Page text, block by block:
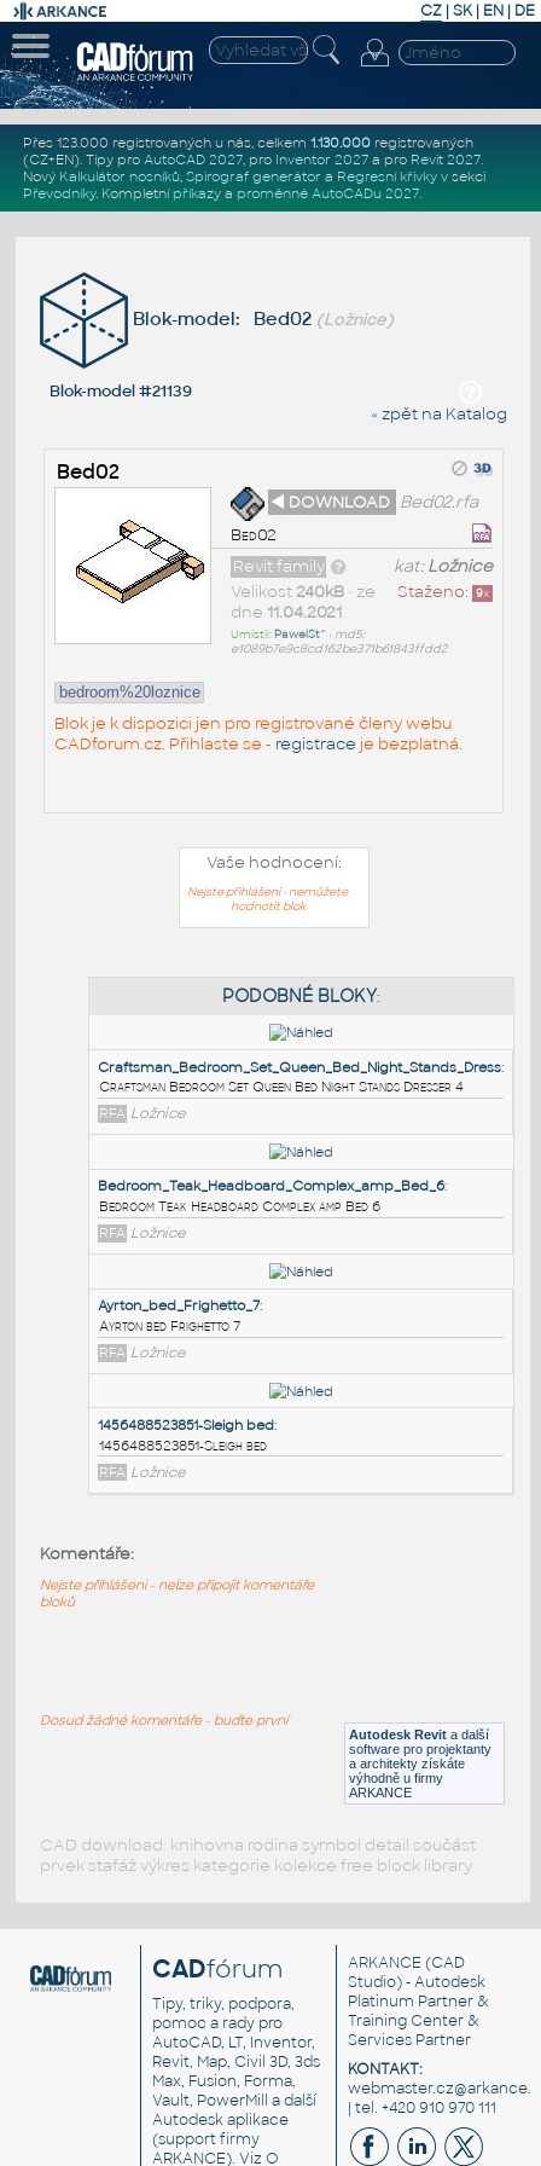
CZ | SK| EN | DE
Přes 123.000 registrovaných u nás, celkem 1.130.000registrovaných
(CZ+EN). Tipy pro AutoCAD 2027, pro Inventor 2027a pro Revit 2027.
Nový Kalkulátor nosníků, Spirograf generátor a Regresní křivkyv sekci
Převodníky. Kompletní příkazya proměnné AutoCADu 2027.
Blok-model: Bed02 (Ložnice)
Blok-model #21139
« zpět na Katalog
Bed02
◄ DOWNLOAD Bed02.rfa
Bed02
kat:Ložnice
Revit family
Staženo: 9x
Velikost 240kB• ze
dne 11.04.2021
Umístil: PawelSt^ • md5:
e1089b7e9c8cd162be371b61843ffdd2
bedroom%20loznice
Blok je k dispozici jen pro registrované členy webu
CADforum.cz. Přihlaste se - registrace je bezplatná.
Vaše hodnocení:
Nejste přihlášeni - nemůžete
hodnotit blok
PODOBNÉ BLOKY:
Craftsman Bedroom Set Queen Bed Night Stands Dresser
RFA Ložnice
Bedroom_Teak_Headboard_Complex_amp_Bed_6
Bedroom Teak Headboard Complex amp Bed 6
RFA Ložnice
Ayrton bed Frighetto 7
RFA Ložnice
RFA Ložnice Autodesk Revit a další
software pro projektanty
a architekty získáte
výhodně u firmy
ARKANCE
Komentáře:
Nejste přihlášeni - nelze připojit komentáře
bloků
Dosud žádné komentáře - buďte první
CAD download: knihovna rodina symbol detail součást
prvek stafáž výkres kategorie kolekce free block library
CADfórum
Tipy, triky, podpora,
pomoc a rady pro
AutoCAD, LT, Inventor,
Revit, Map, Civil 3D, 3ds
Max, Fusion, Forma,
Vault, PowerMill a další
Autodesk aplikace
(support firmy
ARKANCE). VizO
ARKANCE (CAD
Studio) - Autodesk
Platinum Partner &
Training Center &
Services Partner
KONTAKT:
| tel. +420 910 970 111